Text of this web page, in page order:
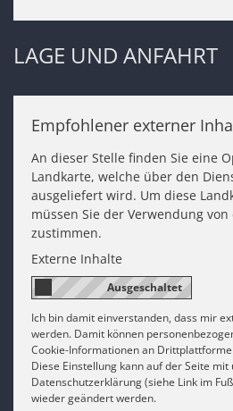
LAGE UND ANFAHRT
Empfohlener externer
An dieser Stelle finden Sie eine
Landkarte, welche über den
ausgeliefert wird. Um diese
müssen Sie der Verwendung
zustimmen.
Externe Inhalte
Ich bin damit einverstanden, dass mir
werden. Damit können
Cookie-Informationen an
Diese Einstellung kann auf der Seite mit
Datenschutzerklärung (siehe Link im
wieder geändert werden.